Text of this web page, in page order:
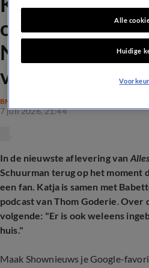
op 'enge'
Nokia-telefoon
verstopt'
BN'ERS
7 juli 2026, 21:44
In de nieuwste aflevering van
Schuurman terug op het moment
een fan. Katja is samen met
podcast van Thom Goderie.Over
volgende: "Er is ook weleens
huis."
Maak Shownieuws je Google-
Alle
Huidige